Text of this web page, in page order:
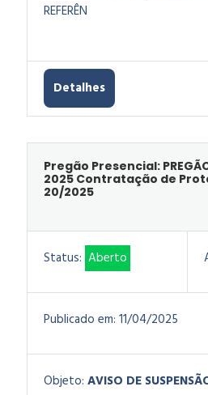
Detalhes
Pregão Presencial:
2025 Contratação de
20/2025
Status: Aberto
Publicado em: 11/04/2025
Objeto: AVISO DE